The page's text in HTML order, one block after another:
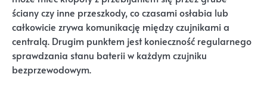
ściany czy inne przeszkody, co czasami osłabia lub
całkowicie zrywa komunikację między czujnikami a
centralą. Drugim punktem jest konieczność regularnego
sprawdzania stanu baterii w każdym czujniku
bezprzewodowym.